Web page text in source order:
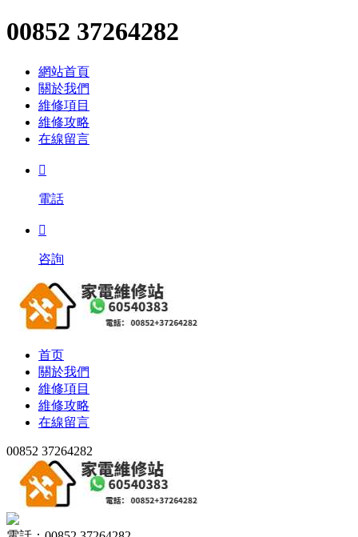
00852 37264282
網站首頁
關於我們
維修項目
維修攻略
在線留言

電話

咨詢
首页
關於我們
維修項目
維修攻略
在線留言
00852 37264282